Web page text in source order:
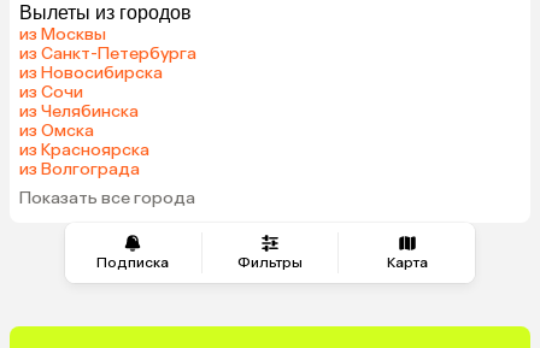
Подписка Фильтры Карта
Вылеты из городов
из Москвы
из Санкт-Петербурга
из Новосибирска
из Сочи
из Челябинска
из Омска
из Красноярска
из Волгограда
Показать все города